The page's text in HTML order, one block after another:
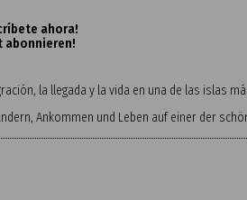
ahora!
abonnieren!
la llegada y la vida en una de las islas
Ankommen und Leben auf einer der